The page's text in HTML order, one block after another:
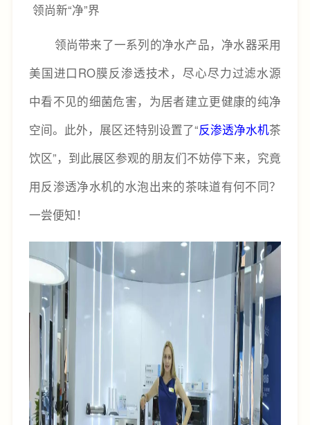
领尚新“净”界
领尚带来了一系列的净水产品，净水器采用
美国进口RO膜反渗透技术，尽心尽力过滤水源
中看不见的细菌危害，为居者建立更健康的纯净
空间。此外，展区还特别设置了“反渗透净水机茶
饮区”，到此展区参观的朋友们不妨停下来，究竟
用反渗透净水机的水泡出来的茶味道有何不同？
一尝便知！